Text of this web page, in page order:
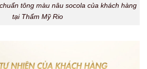
tông màu nâu socola của khách hàng
tại Thẩm Mỹ Rio